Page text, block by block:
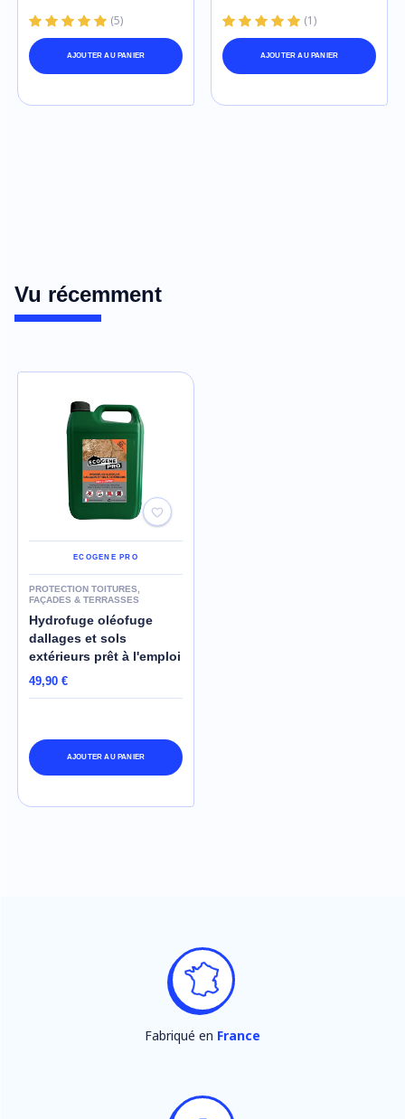
décapage. Stocker à une température comprise entre + 4°C et
+ 40°C.
(5)
AJOUTER AU PANIER
(1)
AJOUTER AU PANIER
Vu récemment
ECOGENE PRO
PROTECTION TOITURES,
FAÇADES & TERRASSES
Hydrofuge oléofuge
dallages et sols
extérieurs prêt à l'emploi
49,90 €
AJOUTER AU PANIER
Fabriqué en France